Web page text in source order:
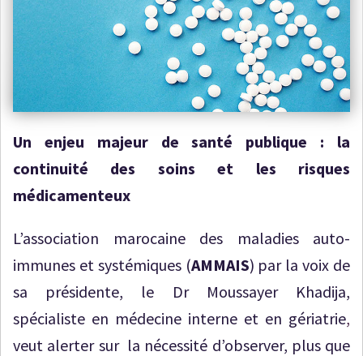
Un enjeu majeur de santé publique : la
continuité des soins et les risques
médicamenteux
L’association marocaine des maladies auto-
immunes et systémiques (AMMAIS) par la voix de
sa présidente, le Dr Moussayer Khadija,
spécialiste en médecine interne et en gériatrie,
veut alerter sur la nécessité d’observer, plus que